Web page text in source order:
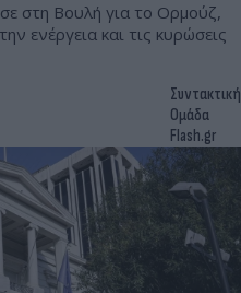
στη Βουλή για το Ορμούζ,
ενέργεια και τις κυρώσεις
Συντακτική
Ομάδα
Flash.gr